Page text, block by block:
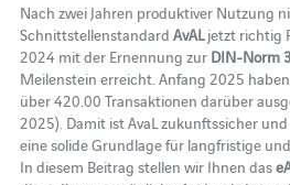
Nach zwei Jahren produktiver Nutzung
Schnittstellenstandard AvALjetzt richtig
2024 mit der Ernennung zur DIN-Norm
Meilenstein erreicht. Anfang 2025
über 420.00 Transaktionen darüber
2025). Damit ist AvaL zukunftssicher
eine solide Grundlage für langfristige
In diesem Beitrag stellen wir Ihnen das